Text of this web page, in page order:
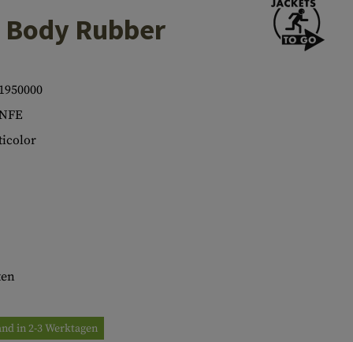
Rubber
in 2-3 Werktagen